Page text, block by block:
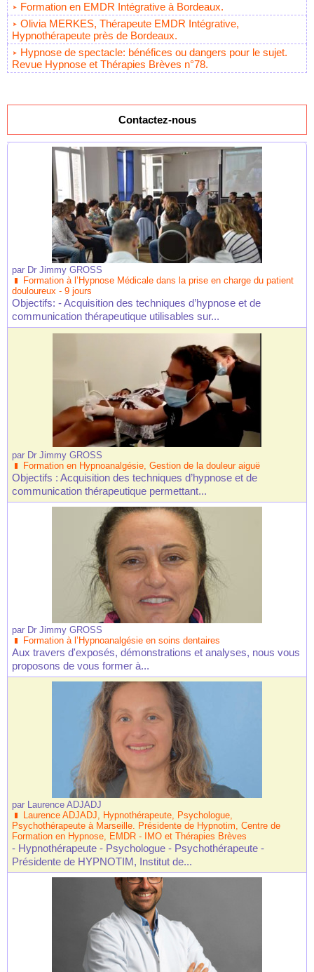
Formation en EMDR Intégrative à Bordeaux.
Olivia MERKES, Thérapeute EMDR Intégrative,
Hypnothérapeute près de Bordeaux.
Hypnose de spectacle: bénéfices ou dangers pour le sujet.
Revue Hypnose et Thérapies Brèves n°78.
Contactez-nous
par Dr Jimmy GROSS
Formation à l’Hypnose Médicale dans la prise en charge du patient
douloureux - 9 jours
Objectifs: - Acquisition des techniques d’hypnose et de
communication thérapeutique utilisables sur...
par Dr Jimmy GROSS
Formation en Hypnoanalgésie, Gestion de la douleur aiguë
Objectifs : Acquisition des techniques d’hypnose et de
communication thérapeutique permettant...
par Dr Jimmy GROSS
Formation à l’Hypnoanalgésie en soins dentaires
Aux travers d'exposés, démonstrations et analyses, nous vous
proposons de vous former à...
par Laurence ADJADJ
Laurence ADJADJ, Hypnothérapeute, Psychologue,
Psychothérapeute à Marseille. Présidente de Hypnotim, Centre de
Formation en Hypnose, EMDR - IMO et Thérapies Brèves
- Hypnothérapeute - Psychologue - Psychothérapeute -
Présidente de HYPNOTIM, Institut de...